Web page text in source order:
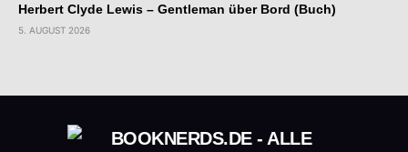
Herbert Clyde Lewis – Gentleman über Bord (Buch)
5. AUGUST 2026